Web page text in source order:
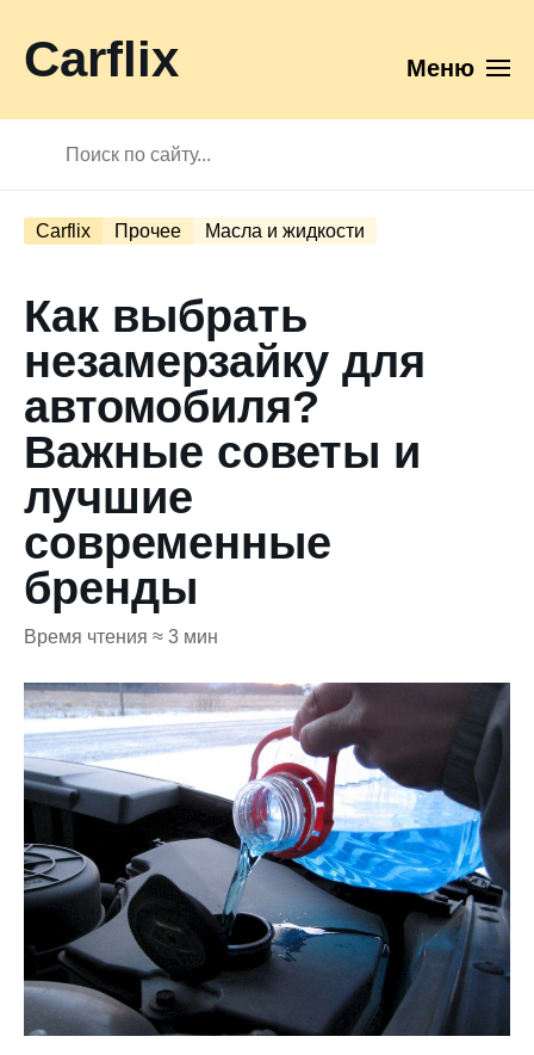
Carflix Меню
Carflix Прочее Масла и жидкости
Как выбрать
незамерзайку для
автомобиля?
Важные советы и
лучшие
современные
бренды
Время чтения ≈ 3 мин